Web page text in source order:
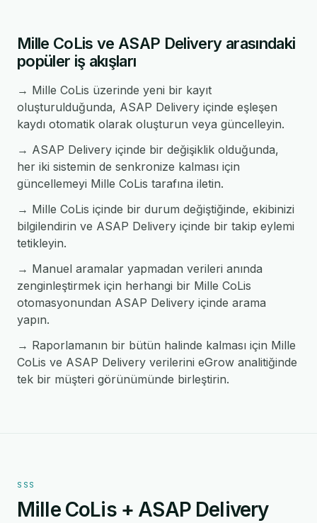
Mille CoLis ve ASAP Delivery arasındaki
popüler iş akışları
→ Mille CoLis üzerinde yeni bir kayıt
oluşturulduğunda, ASAP Delivery içinde eşleşen
kaydı otomatik olarak oluşturun veya güncelleyin.
→ ASAP Delivery içinde bir değişiklik olduğunda,
her iki sistemin de senkronize kalması için
güncellemeyi Mille CoLis tarafına iletin.
→ Mille CoLis içinde bir durum değiştiğinde, ekibinizi
bilgilendirin ve ASAP Delivery içinde bir takip eylemi
tetikleyin.
→ Manuel aramalar yapmadan verileri anında
zenginleştirmek için herhangi bir Mille CoLis
otomasyonundan ASAP Delivery içinde arama
yapın.
→ Raporlamanın bir bütün halinde kalması için Mille
CoLis ve ASAP Delivery verilerini eGrow analitiğinde
tek bir müşteri görünümünde birleştirin.
SSS
Mille CoLis + ASAP Delivery